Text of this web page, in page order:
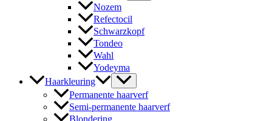
Nozem
Refectocil
Schwarzkopf
Tondeo
Wahl
Yodeyma
Haarkleuring
Permanente haarverf
Semi-permanente haarverf